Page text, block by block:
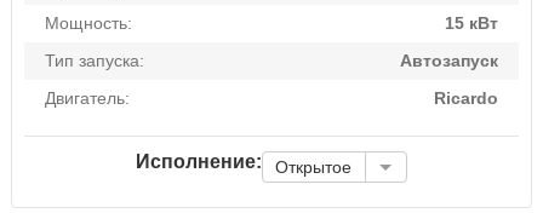
Мощность:
15 кВт
Тип запуска:
Автозапуск
Двигатель:
Ricardo
Исполнение: Открытое